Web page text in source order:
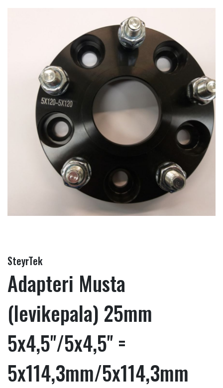
SteyrTek
Adapteri Musta
(levikepala) 25mm
5x4,5''/5x4,5'' =
5x114,3mm/5x114,3mm